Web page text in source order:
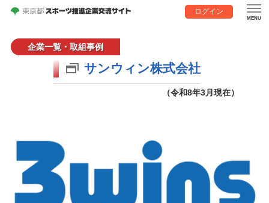
ログイン
企業一覧・取組事例
サンウィン株式会社
（令和8年3月現在）